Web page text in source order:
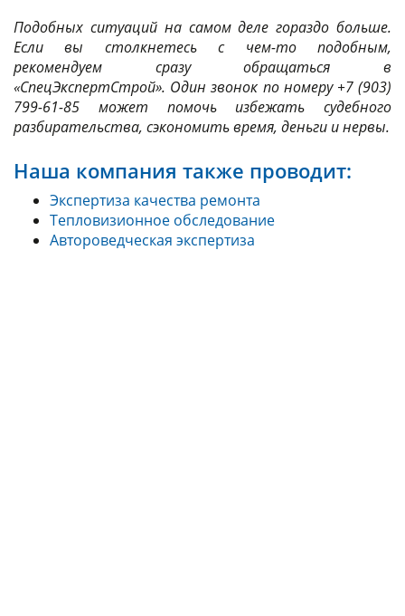
Подобных ситуаций на самом деле гораздо больше.
Если вы столкнетесь с чем-то подобным,
рекомендуем сразу обращаться в
«СпецЭкспертСтрой». Один звонок по номеру +7 (903)
799-61-85 может помочь избежать судебного
разбирательства, сэкономить время, деньги и нервы.
Наша компания также проводит:
Экспертиза качества ремонта
Тепловизионное обследование
Автороведческая экспертиза